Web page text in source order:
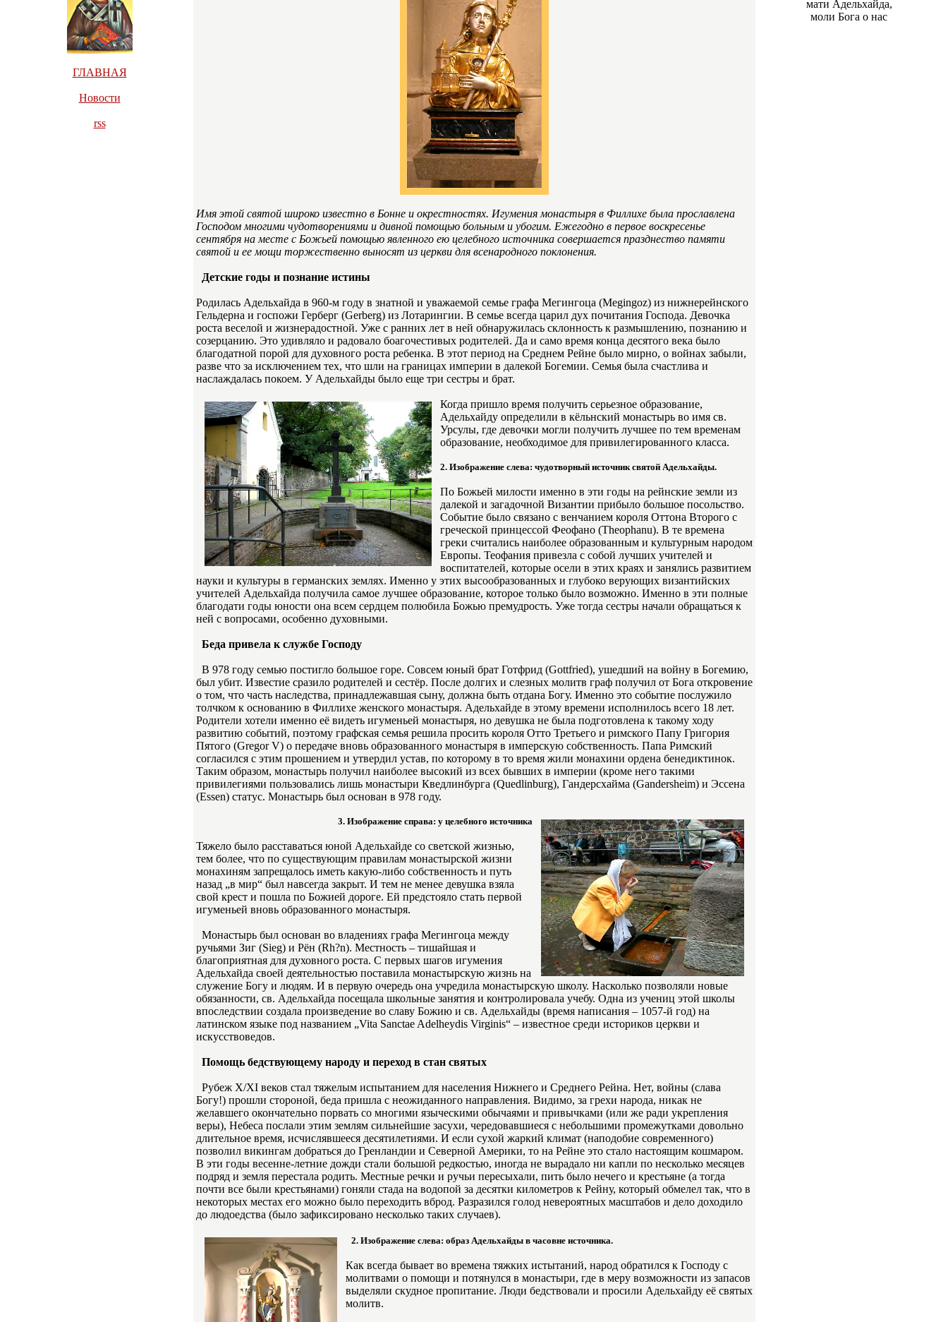
ГЛАВНАЯ
Новости
rss
Имя этой святой широко известно в Бонне и окрестностях. Игумения монастыря в Филлихе была прославлена
Господом многими чудотворениями и дивной помощью больным и убогим. Ежегодно в первое воскресенье
сентября на месте с Божьей помощью явленного ею целебного источника совершается празднество памяти
святой и ее мощи торжественно выносят из церкви для всенародного поклонения.
Детские годы и познание истины
Родилась Адельхайда в 960-м году в знатной и уважаемой семье графа Мегингоца (Megingoz) из нижнерейнского
Гельдерна и госпожи Герберг (Gerberg) из Лотарингии. В семье всегда царил дух почитания Господа. Девочка
роста веселой и жизнерадостной. Уже с ранних лет в ней обнаружилась склонность к размышлению, познанию и
созерцанию. Это удивляло и радовало боагочестивых родителей. Да и само время конца десятого века было
благодатной порой для духовного роста ребенка. В этот период на Среднем Рейне было мирно, о войнах забыли,
разве что за исключением тех, что шли на границах империи в далекой Богемии. Семья была счастлива и
наслаждалась покоем. У Адельхайды было еще три сестры и брат.
Когда пришло время получить серьезное образование,
Адельхайду определили в кёльнский монастырь во имя св.
Урсулы, где девочки могли получить лучшее по тем временам
образование, необходимое для привилегированного класса.
2. Изображение слева: чудотворный источник святой Адельхайды.
По Божьей милости именно в эти годы на рейнские земли из
далекой и загадочной Византии прибыло большое посольство.
Событие было связано с венчанием короля Оттона Второго с
греческой принцессой Феофано (Theophanu). В те времена
греки считались наиболее образованным и культурным народом
Европы. Теофания привезла с собой лучших учителей и
воспитателей, которые осели в этих краях и занялись развитием
науки и культуры в германских землях. Именно у этих высообразованных и глубоко верующих византийских
учителей Адельхайда получила самое лучшее образование, которое только было возможно. Именно в эти полные
благодати годы юности она всем сердцем полюбила Божью премудрость. Уже тогда сестры начали обращаться к
ней с вопросами, особенно духовными.
Беда привела к службе Господу
В 978 году семью постигло большое горе. Совсем юный брат Готфрид (Gottfried), ушедший на войну в Богемию,
был убит. Известие сразило родителей и сестёр. После долгих и слезных молитв граф получил от Бога откровение
о том, что часть наследства, принадлежавшая сыну, должна быть отдана Богу. Именно это событие послужило
толчком к основанию в Филлихе женского монастыря. Адельхайде в этому времени исполнилось всего 18 лет.
Родители хотели именно её видеть игуменьей монастыря, но девушка не была подготовлена к такому ходу
развитию событий, поэтому графская семья решила просить короля Отто Третьего и римского Папу Григория
Пятого (Gregor V) о передаче вновь образованного монастыря в имперскую собственность. Папа Римский
согласился с этим прошением и утвердил устав, по которому в то время жили монахини ордена бенедиктинок.
Таким образом, монастырь получил наиболее высокий из всех бывших в империи (кроме него такими
привилегиями пользовались лишь монастыри Кведлинбурга (Quedlinburg), Гандерсхайма (Gandersheim) и Эссена
(Essen) статус. Монастырь был основан в 978 году.
3. Изображение справа: у целебного источника
Тяжело было расставаться юной Адельхайде со светской жизнью,
тем более, что по существующим правилам монастырской жизни
монахиням запрещалось иметь какую-либо собственность и путь
назад „в мир“ был навсегда закрыт. И тем не менее девушка взяла
свой крест и пошла по Божией дороге. Ей предстояло стать первой
игуменьей вновь образованного монастыря.
Монастырь был основан во владениях графа Мегингоца между
ручьями Зиг (Sieg) и Рён (Rh?n). Местность – тишайшая и
благоприятная для духовного роста. С первых шагов игумения
Адельхайда своей деятельностью поставила монастырскую жизнь на
служение Богу и людям. И в первую очередь она учредила монастырскую школу. Насколько позволяли новые
обязанности, св. Адельхайда посещала школьные занятия и контролировала учебу. Одна из учениц этой школы
впоследствии создала произведение во славу Божию и св. Адельхайды (время написания – 1057-й год) на
латинском языке под названием „Vita Sanctae Adelheydis Virginis“ – известное среди историков церкви и
искусствоведов.
Помощь бедствующему народу и переход в стан святых
Рубеж Х/XI веков стал тяжелым испытанием для населения Нижнего и Среднего Рейна. Нет, войны (слава
Богу!) прошли стороной, беда пришла с неожиданного направления. Видимо, за грехи народа, никак не
желавшего окончательно порвать со многими языческими обычаями и привычками (или же ради укрепления
веры), Небеса послали этим землям сильнейшие засухи, чередовавшиеся с небольшими промежутками довольно
длительное время, исчислявшееся десятилетиями. И если сухой жаркий климат (наподобие современного)
позволил викингам добраться до Гренландии и Северной Америки, то на Рейне это стало настоящим кошмаром.
В эти годы весенне-летние дожди стали большой редкостью, иногда не вырадало ни капли по несколько месяцев
подряд и земля перестала родить. Местные речки и ручьи пересыхали, пить было нечего и крестьяне (а тогда
почти все были крестьянами) гоняли стада на водопой за десятки километров к Рейну, который обмелел так, что в
некоторых местах его можно было переходить вброд. Разразился голод невероятных масштабов и дело доходило
до людоедства (было зафиксировано несколько таких случаев).
2. Изображение слева: образ Адельхайды в часовне источника.
Как всегда бывает во времена тяжких истытаний, народ обратился к Господу с
молитвами о помощи и потянулся в монастыри, где в меру возможности из запасов
выделяли скудное пропитание. Люди бедствовали и просили Адельхайду её святых
молитв.
мати Адельхайда,
моли Бога о нас